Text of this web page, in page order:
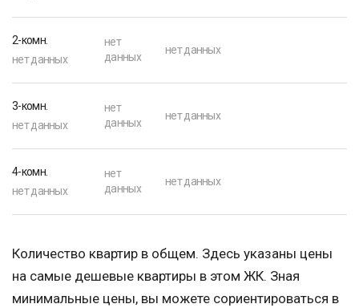
2-комн.
нет данных
нет
данных
нет данных
3-комн.
нет данных
нет
данных
нет данных
4-комн.
нет данных
нет
данных
нет данных
Количество квартир в общем. Здесь указаны цены
на самые дешевые квартиры в этом ЖК. Зная
минимальные цены, вы можете сориентироваться в